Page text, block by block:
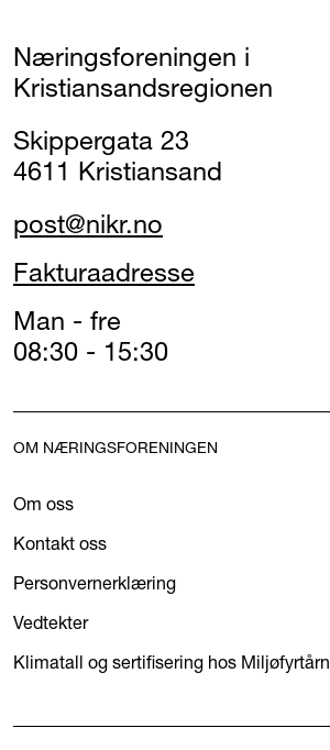
Næringsforeningen i
Kristiansandsregionen
Skippergata 23
4611 Kristiansand
post@nikr.no
Fakturaadresse
Man - fre
08:30 - 15:30
OM NÆRINGSFORENINGEN
Om oss
Kontakt oss
Personvernerklæring
Vedtekter
Klimatall og sertifisering hos Miljøfyrtårn